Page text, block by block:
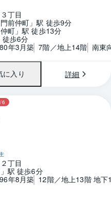
丁目
前仲町」駅 徒歩9分
町」駅 徒歩13分
徒歩6分
年3月築 7階／地上14階 南東
に入り 詳細
1 / 0 間取り
6
丁目
駅 徒歩6分
年8月築 12階／地上13階 地下